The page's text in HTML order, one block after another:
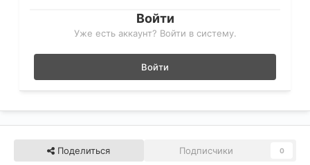
Войти
Уже есть аккаунт? Войти в систему.
Войти
Поделиться Подписчики 0